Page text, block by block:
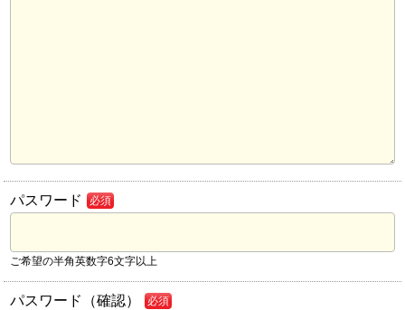
パスワード 必須
ご希望の半角英数字6文字以上
パスワード（確認） 必須